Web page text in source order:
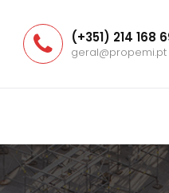
(+351) 214 168
geral@propemi.pt